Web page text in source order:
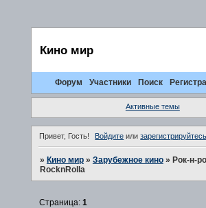
Кино мир
Форум Участники Поиск
Активные темы
Привет, Гость! Войдите илизарегистрируйтесь
» Кино мир » Зарубежное кино » Рок-н-
RocknRolla
Страница: 1